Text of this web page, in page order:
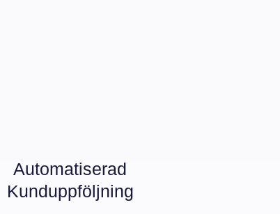
Automatiserad
Kunduppföljning